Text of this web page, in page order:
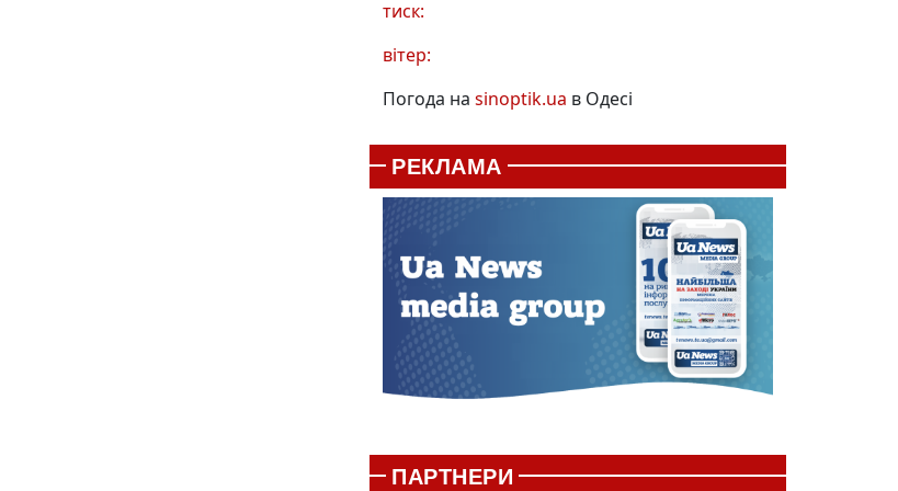
тиск:
вітер:
Погода на sinoptik.ua в Одесі
РЕКЛАМА
ПАРТНЕРИ